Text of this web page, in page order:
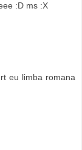
:D ms :X
eu limba romana